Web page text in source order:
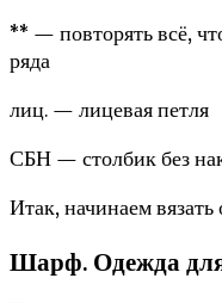
** — повторять всё,
ряда
лиц. — лицевая петля
СБН — столбик без
Итак, начинаем
Шарф. Одежда